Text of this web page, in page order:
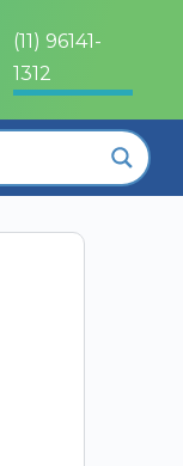
(11) 96141-
1312